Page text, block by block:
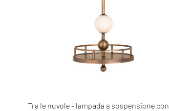
Tra le nuvole - lampada a sospensione con